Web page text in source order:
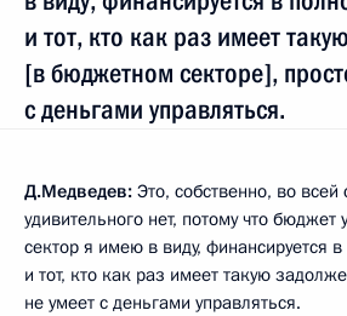
и тот, кто как раз имеет
[в бюджетном секторе],
с деньгами управляться.
Д.Медведев: Это, собственно, во всей
удивительного нет, потому что
сектор я имею в виду, финансируется
и тот, кто как раз имеет такую
не умеет с деньгами управляться.